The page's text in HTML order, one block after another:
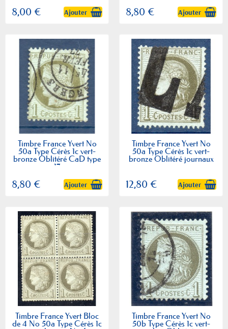
8,00 € Ajouter 8,80 € Ajouter
Timbre France Yvert No
50a Type Cérès 1c vert-
bronze Oblitéré CaD type
17
8,80 € Ajouter
Timbre France Yvert No
50a Type Cérès 1c vert-
bronze Oblitéré journaux
12,80 € Ajouter
Timbre France Yvert Bloc
de 4 No 50a Type Cérès 1c
Timbre France Yvert No
50b Type Cérès 1c vert-